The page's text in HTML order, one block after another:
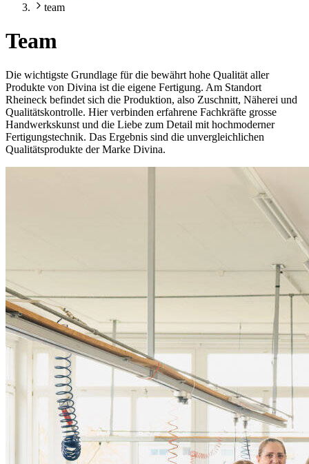
team
Team
Die wichtigste Grundlage für die bewährt hohe Qualität aller
Produkte von Divina ist die eigene Fertigung. Am Standort
Rheineck befindet sich die Produktion, also Zuschnitt, Näherei und
Qualitätskontrolle. Hier verbinden erfahrene Fachkräfte grosse
Handwerkskunst und die Liebe zum Detail mit hochmoderner
Fertigungstechnik. Das Ergebnis sind die unvergleichlichen
Qualitätsprodukte der Marke Divina.